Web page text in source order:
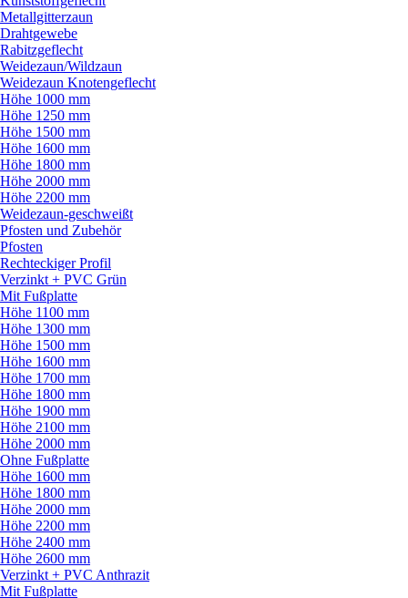
Metallgitterzaun
Drahtgewebe
Rabitzgeflecht
Weidezaun/Wildzaun
Weidezaun Knotengeflecht
Höhe 1000 mm
Höhe 1250 mm
Höhe 1500 mm
Höhe 1600 mm
Höhe 1800 mm
Höhe 2000 mm
Höhe 2200 mm
Weidezaun-geschweißt
Pfosten und Zubehör
Pfosten
Rechteckiger Profil
Verzinkt + PVC Grün
Mit Fußplatte
Höhe 1100 mm
Höhe 1300 mm
Höhe 1500 mm
Höhe 1600 mm
Höhe 1700 mm
Höhe 1800 mm
Höhe 1900 mm
Höhe 2100 mm
Höhe 2000 mm
Ohne Fußplatte
Höhe 1600 mm
Höhe 1800 mm
Höhe 2000 mm
Höhe 2200 mm
Höhe 2400 mm
Höhe 2600 mm
Verzinkt + PVC Anthrazit
Mit Fußplatte